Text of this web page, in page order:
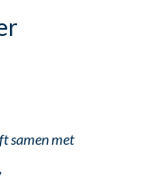
samen met